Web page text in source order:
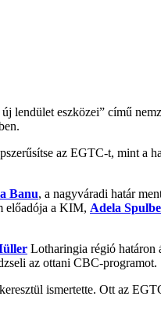
lendület eszközei” című
az EGTC-t, mint a
Banu, a nagyváradi határ
előadója a KIM, Adela
Lotharingia régió határon
az ottani CBC-programot.
ismertette. Ott az